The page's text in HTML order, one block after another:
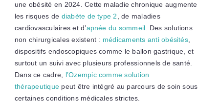
une obésité en 2024. Cette maladie chronique augmente
les risques de diabète de type 2, de maladies
cardiovasculaires et d’apnée du sommeil. Des solutions
non chirurgicales existent : médicaments anti obésités,
dispositifs endoscopiques comme le ballon gastrique, et
surtout un suivi avec plusieurs professionnels de santé.
Dans ce cadre, l’Ozempic comme solution
thérapeutique peut être intégré au parcours de soin sous
certaines conditions médicales strictes.